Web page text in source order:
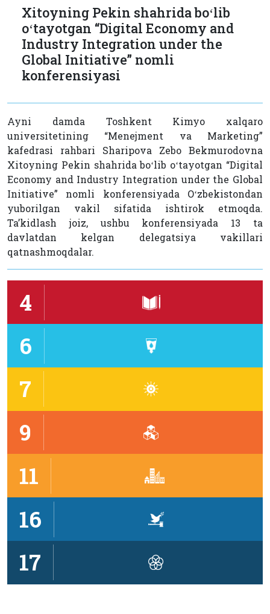
Xitoyning Pekin shahrida boʻlib
oʻtayotgan “Digital Economy and
Industry Integration under the
Global Initiative” nomli
konferensiyasi
Ayni damda Toshkent Kimyo xalqaro
universitetining “Menejment va Marketing”
kafedrasi rahbari Sharipova Zebo Bekmurodovna
Xitoyning Pekin shahrida boʻlib oʻtayotgan “Digital
Economy and Industry Integration under the Global
Initiative” nomli konferensiyada Oʻzbekistondan
yuborilgan vakil sifatida ishtirok etmoqda.
Taʼkidlash joiz, ushbu konferensiyada 13 ta
davlatdan kelgan delegatsiya vakillari
qatnashmoqdalar.
4
6
7
9
11
16
17